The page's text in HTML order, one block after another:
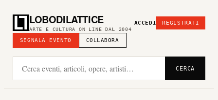
LOBODILATTICE
ARTE E CULTURA ON LINE DAL 2004
SEGNALA EVENTO COLLABORA
ACCEDI REGISTRATI
CERCA